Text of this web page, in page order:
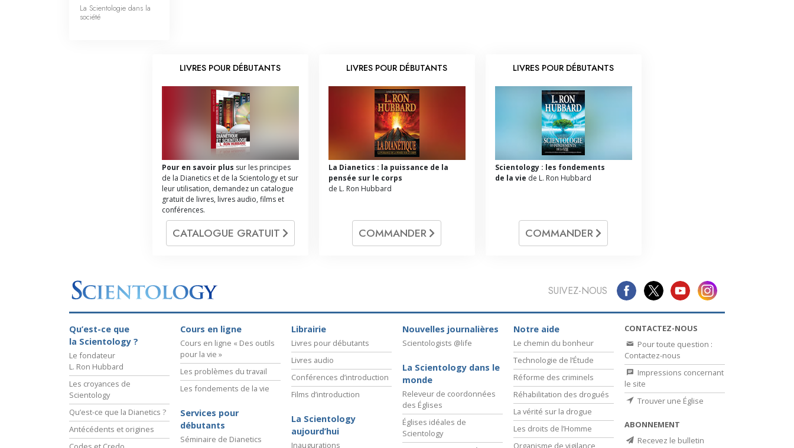
La Scientologie dans la
société
LIVRES POUR DÉBUTANTS
Pour en savoir plus sur les principes
de la Dianetics et de la Scientology et sur
leur utilisation, demandez un catalogue
gratuit de livres, livres audio, films et
conférences.
CATALOGUE GRATUIT
LIVRES POUR DÉBUTANTS
La Dianetics : la puissance de la
pensée sur le corps
de L. Ron Hubbard
COMMANDER
LIVRES POUR DÉBUTANTS
Scientology : les fondements
de la vie de L. Ron Hubbard
COMMANDER
SUIVEZ-NOUS
Qu’est-ce que
la Scientology ?
Le fondateur
L. Ron Hubbard
Les croyances de
Scientology
Qu’est-ce que la Dianetics ?
Antécédents et origines
Cours en ligne
Cours en ligne « Des outils
pour la vie »
Les problèmes du travail
Les fondements de la vie
Services pour
débutants
Séminaire de Dianetics
Librairie
Livres pour débutants
Livres audio
Conférences d’introduction
Films d’introduction
La Scientology
aujourd’hui
Inaugurations
Nouvelles journalières
Scientologists @life
La Scientology dans le
monde
Releveur de coordonnées
des Églises
Églises idéales de
Scientology
Notre aide
Le chemin du bonheur
Technologie de l’Étude
Réforme des criminels
Réhabilitation des drogués
La vérité sur la drogue
Les droits de l’Homme
Organisme de vigilance
CONTACTEZ-NOUS
Pour toute question :
Contactez-nous
Impressions concernant
le site
Trouver une Église
ABONNEMENT
Recevez le bulletin